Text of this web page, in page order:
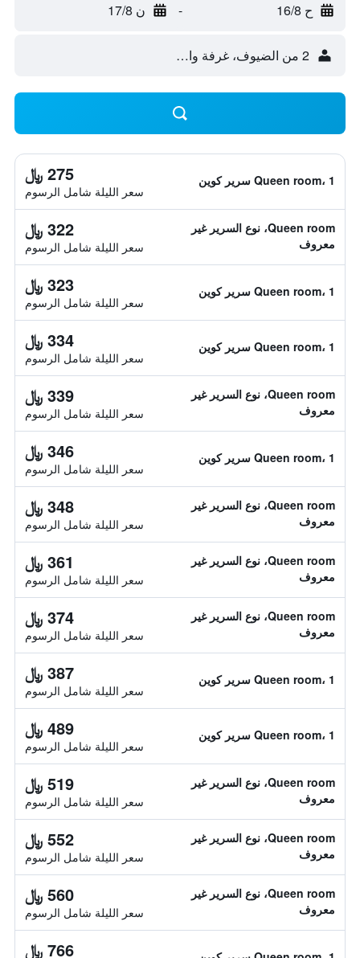
ح 16/8 - ن 17/8
2 من الضيوف، غرفة واحدة
Queen room، 1 سرير كوين 275 ﷼
سعر الليلة شامل الرسوم
Queen room، نوع السرير غير
معروف
322 ﷼
سعر الليلة شامل الرسوم
Queen room، 1 سرير كوين 323 ﷼
سعر الليلة شامل الرسوم
Queen room، 1 سرير كوين 334 ﷼
سعر الليلة شامل الرسوم
Queen room، نوع السرير غير
معروف
339 ﷼
سعر الليلة شامل الرسوم
Queen room، 1 سرير كوين 346 ﷼
سعر الليلة شامل الرسوم
Queen room، نوع السرير غير
معروف
348 ﷼
سعر الليلة شامل الرسوم
Queen room، نوع السرير غير
معروف
361 ﷼
سعر الليلة شامل الرسوم
Queen room، نوع السرير غير
معروف
374 ﷼
سعر الليلة شامل الرسوم
Queen room، 1 سرير كوين 387 ﷼
سعر الليلة شامل الرسوم
Queen room، 1 سرير كوين 489 ﷼
سعر الليلة شامل الرسوم
Queen room، نوع السرير غير
معروف
519 ﷼
سعر الليلة شامل الرسوم
Queen room، نوع السرير غير
معروف
552 ﷼
سعر الليلة شامل الرسوم
Queen room، نوع السرير غير
معروف
560 ﷼
سعر الليلة شامل الرسوم
766 ﷼